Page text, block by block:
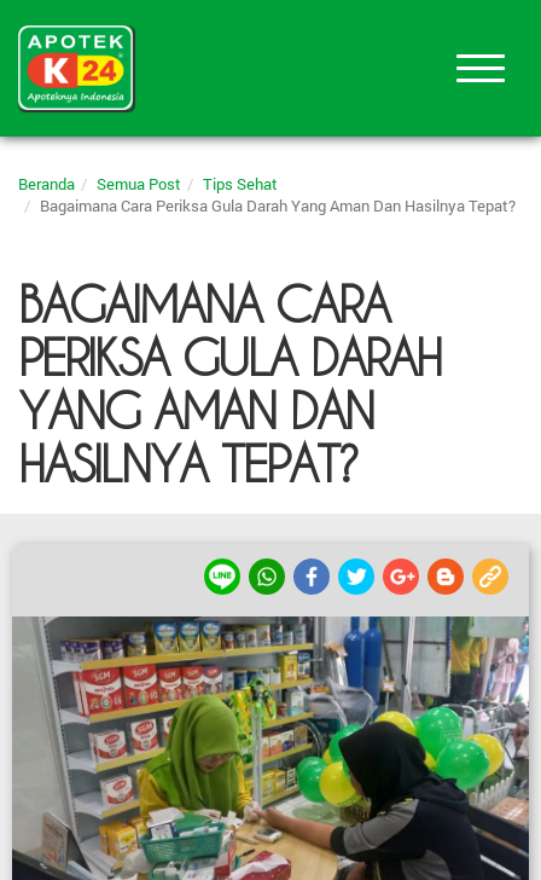
Beranda Semua Post
Tips Sehat
Bagaimana Cara Periksa Gula Darah Yang Aman Dan Hasilnya Tepat?
BAGAIMANA CARA
PERIKSA GULA DARAH
YANG AMAN DAN
HASILNYA TEPAT?